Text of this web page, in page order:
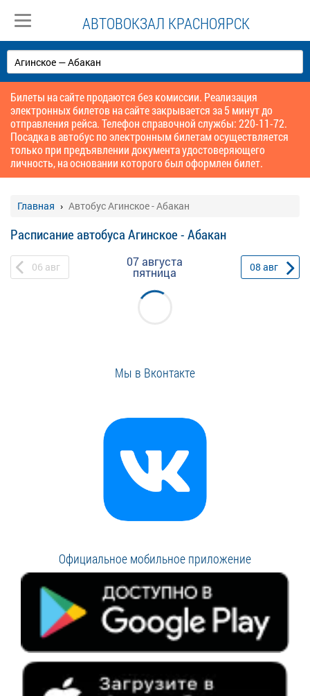
АВТОВОКЗАЛ КРАСНОЯРСК
Билеты на сайте продаются без комиссии. Реализация
электронных билетов на сайте закрывается за 5 минут до
отправления рейса. Телефон справочной службы: 220-11-72.
Посадка в автобус по электронным билетам осуществляется
только при предъявлении документа удостоверяющего
личность, на основании которого был оформлен билет.
Главная Автобус Агинское - Абакан
Расписание автобуса Агинское - Абакан
06 авг 07 августа
пятница 08 авг
Мы в Вконтакте
Официальное мобильное приложение